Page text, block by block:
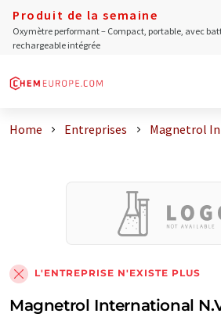
Produit de la semaine
Oxymètre performant – Compact, portable, avec
rechargeable intégrée
Home Entreprises Magnetrol
L'ENTREPRISE N'EXISTE PLUS
Magnetrol International